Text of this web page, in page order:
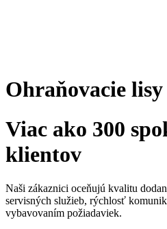
Ohraňovacie lisy
Viac ako 300
klientov
Naši zákaznici oceňujú kvalitu
servisných služieb, rýchlosť
vybavovaním požiadaviek.